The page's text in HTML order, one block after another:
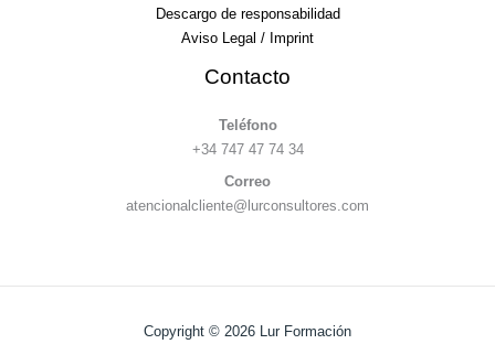
Descargo de responsabilidad
Aviso Legal / Imprint
Contacto
Teléfono
+34 747 47 74 34
Correo
atencionalcliente@lurconsultores.com
Copyright © 2026 Lur Formación